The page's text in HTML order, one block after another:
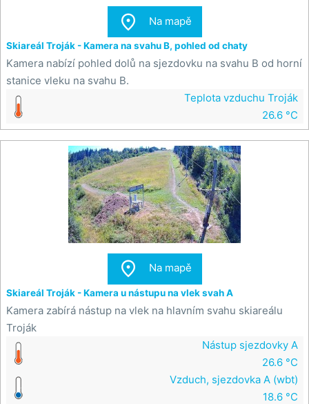
 Na mapě
Skiareál Troják - Kamera na svahu B, pohled od chaty
Kamera nabízí pohled dolů na sjezdovku na svahu B od horní
stanice vleku na svahu B.
Teplota vzduchu Troják
26.6 °C
 Na mapě
Skiareál Troják - Kamera u nástupu na vlek svah A
Kamera zabírá nástup na vlek na hlavním svahu skiareálu
Troják
Nástup sjezdovky A
26.6 °C
Vzduch, sjezdovka A (wbt)
18.6 °C